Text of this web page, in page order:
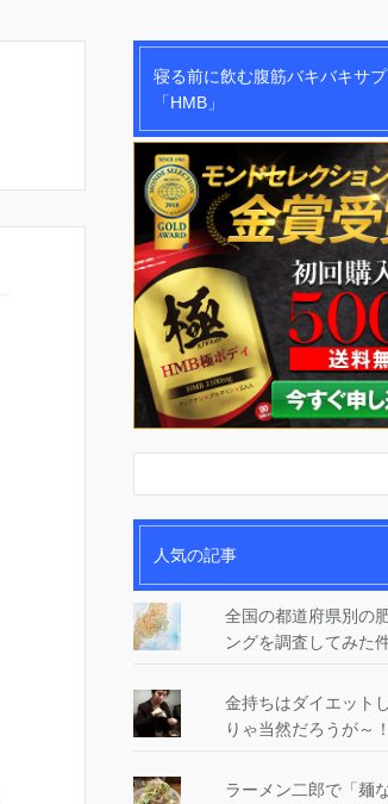
寝る前に飲む腹筋バキバキサプ
「HMB」
人気の記事
全国の都道府県別の
ングを調査してみた
金持ちはダイエット
りゃ当然だろうが～！
ラーメン二郎で「麺